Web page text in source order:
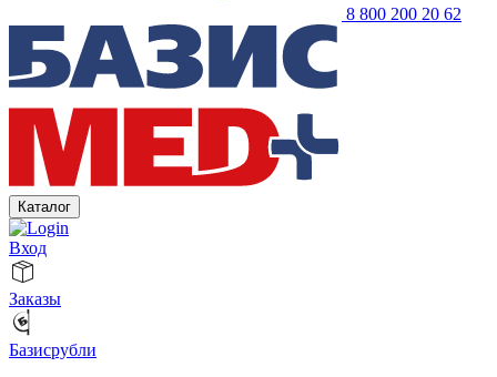
8 800 200 20 62
Каталог
Вход
Заказы
Базисрубли